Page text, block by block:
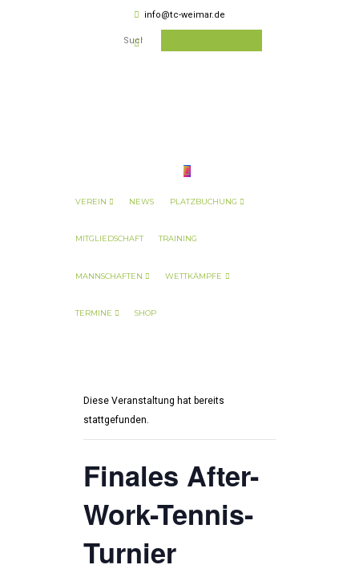
info@tc-weimar.de
VEREIN NEWS PLATZBUCHUNG
MITGLIEDSCHAFT TRAINING
MANNSCHAFTEN WETTKÄMPFE
TERMINE SHOP
Diese Veranstaltung hat bereits
stattgefunden.
Finales After-
Work-Tennis-
Turnier